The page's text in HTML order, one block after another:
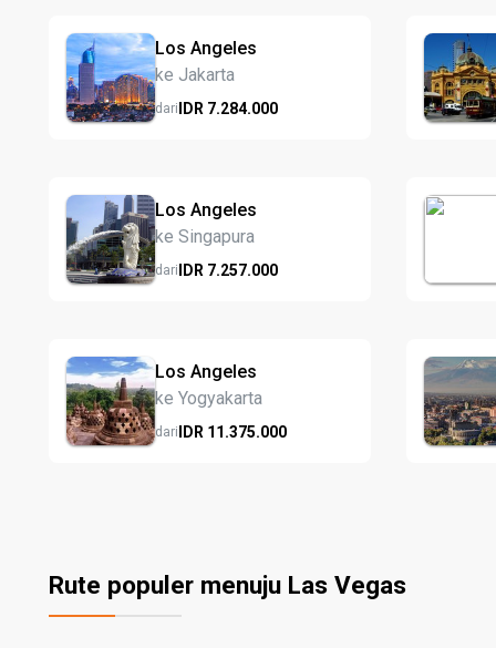
Los Angeles
ke Jakarta
dariIDR 7.284.000
Los Angeles
ke Singapura
dariIDR 7.257.000
Los Angeles
ke Yogyakarta
dariIDR 11.375.000
Rute populer menuju Las Vegas